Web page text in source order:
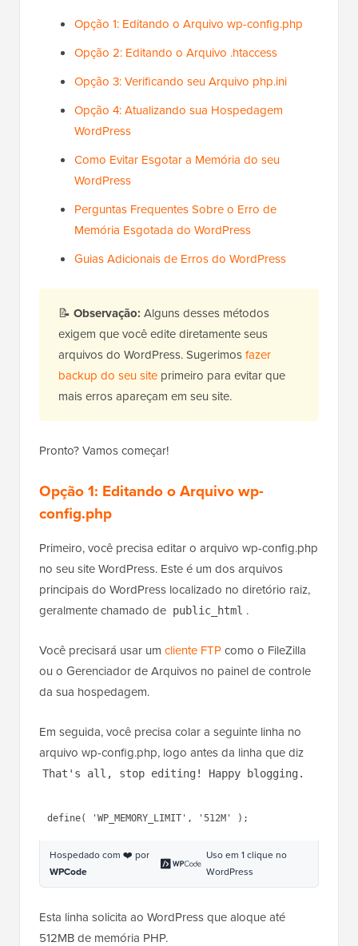
Opção 1: Editando o Arquivo wp-config.php
Opção 2: Editando o Arquivo .htaccess
Opção 3: Verificando seu Arquivo php.ini
Opção 4: Atualizando sua Hospedagem
WordPress
Como Evitar Esgotar a Memória do seu
WordPress
Perguntas Frequentes Sobre o Erro de
Memória Esgotada do WordPress
Guias Adicionais de Erros do WordPress
📝 Observação: Alguns desses métodos
exigem que você edite diretamente seus
arquivos do WordPress. Sugerimosfazer
backup do seu site primeiro para evitar que
mais erros apareçam em seu site.
Pronto? Vamos começar!
Opção 1: Editando o Arquivo wp-
config.php
Primeiro, você precisa editar o arquivo wp-config.php
no seu site WordPress. Este é um dos arquivos
principais do WordPress localizado no diretório raiz,
geralmente chamado de public_html .
Você precisará usar um cliente FTPcomo o FileZilla
ou o Gerenciador de Arquivos no painel de controle
da sua hospedagem.
Em seguida, você precisa colar a seguinte linha no
arquivo wp-config.php, logo antes da linha que diz
That's all, stop editing! Happy blogging.
'512M'
);
WPCode
WordPress